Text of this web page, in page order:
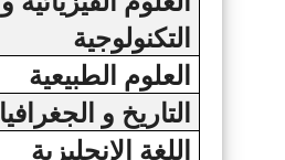
التكنولوجية
العلوم الطبيعية
التاريخ و الجغرافيا
اللغة الإنجليزية